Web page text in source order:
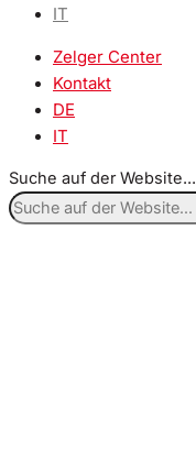
IT
Zelger Center
Kontakt
DE
IT
Suche auf der Website...